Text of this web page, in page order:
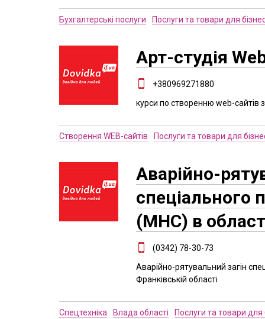
Бухгалтерські послуги Послуги та товари для
Арт-студія
+380969271880
курси по створенню web-сайтів
Створення WEB-сайтів Послуги та товари для
Аварійно-
спеціального
(МНС) в
(0342) 78-30-73
Аварійно-рятувальний загін
Франківській області
Спецтехніка Влада області Послуги та товари для